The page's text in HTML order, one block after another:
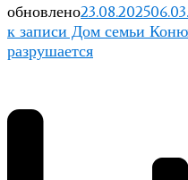
обновлено23.08.2025
к записи Дом семьи
разрушается